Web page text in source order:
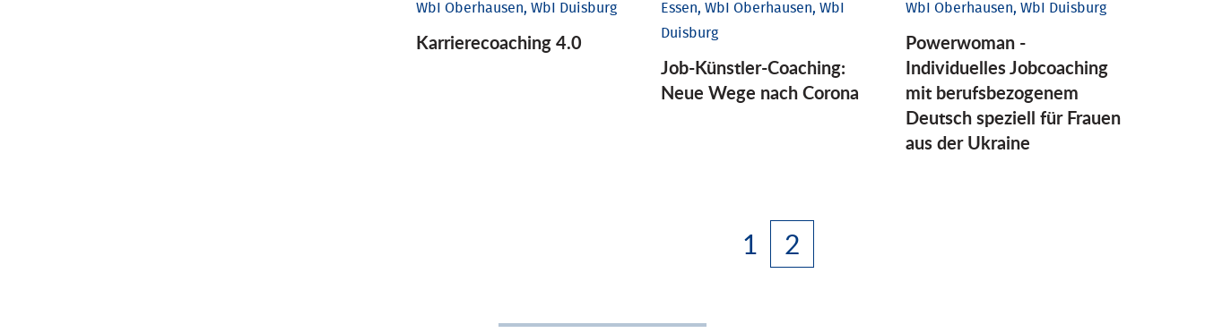
WbI Oberhausen, WbI Duisburg
Karriere­coaching 4.0
Essen, WbI Oberhausen, WbI
Duisburg
Job-Künstler-Coaching:
Neue Wege nach Corona
WbI Oberhausen, WbI Duisburg
Powerwoman -
Individuelles Jobcoaching
mit berufsbezogenem
Deutsch speziell für Frauen
aus der Ukraine
1 2